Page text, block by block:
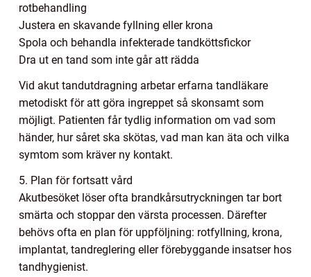
rotbehandling
Justera en skavande fyllning eller krona
Spola och behandla infekterade tandköttsfickor
Dra ut en tand som inte går att rädda
Vid akut tandutdragning arbetar erfarna tandläkare
metodiskt för att göra ingreppet så skonsamt som
möjligt. Patienten får tydlig information om vad som
händer, hur såret ska skötas, vad man kan äta och vilka
symtom som kräver ny kontakt.
5. Plan för fortsatt vård
Akutbesöket löser ofta brandkårsutryckningen tar bort
smärta och stoppar den värsta processen. Därefter
behövs ofta en plan för uppföljning: rotfyllning, krona,
implantat, tandreglering eller förebyggande insatser hos
tandhygienist.